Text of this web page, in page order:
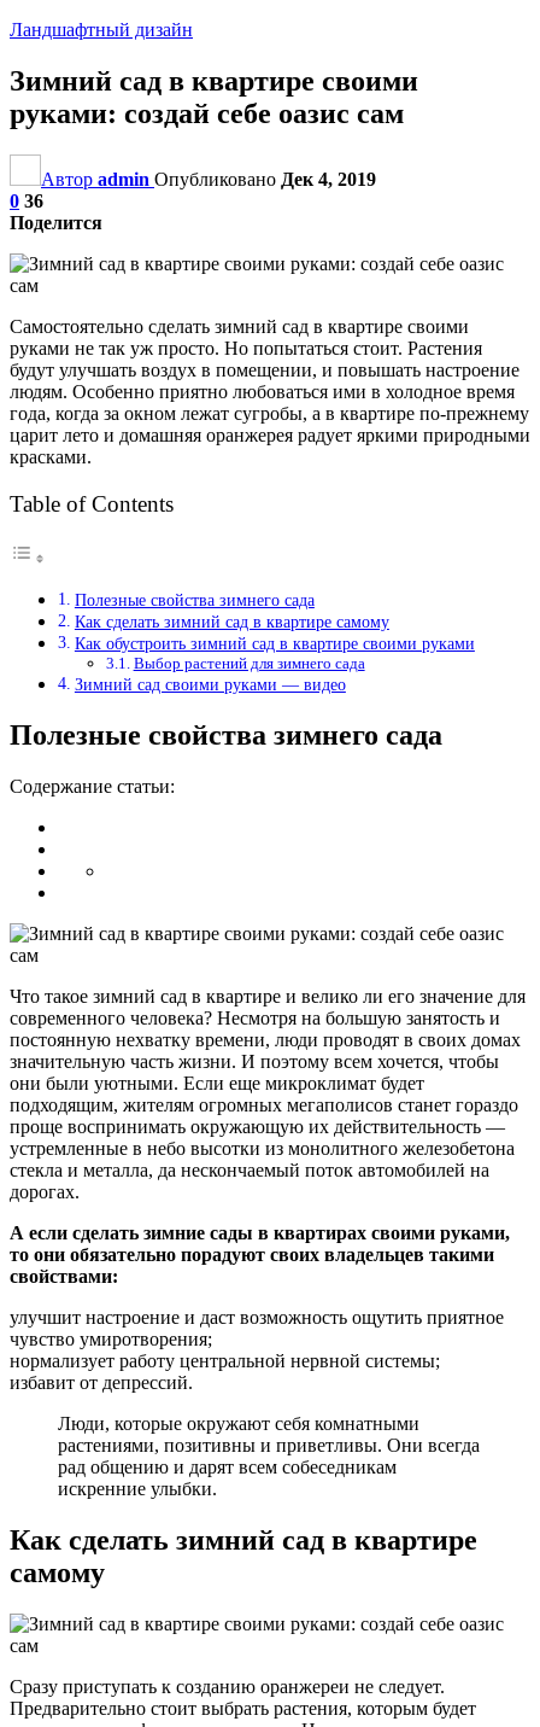
Ландшафтный дизайн
Зимний сад в квартире своими
руками: создай себе оазис сам
Автор admin Опубликовано Дек 4, 2019
0 36
Поделится
Самостоятельно сделать зимний сад в квартире своими
руками не так уж просто. Но попытаться стоит. Растения
будут улучшать воздух в помещении, и повышать настроение
людям. Особенно приятно любоваться ими в холодное время
года, когда за окном лежат сугробы, а в квартире по-прежнему
царит лето и домашняя оранжерея радует яркими природными
красками.
Table of Contents
Полезные свойства зимнего сада
Как сделать зимний сад в квартире самому
Как обустроить зимний сад в квартире своими руками
Выбор растений для зимнего сада
Зимний сад своими руками — видео
Полезные свойства зимнего сада
Содержание статьи:
Что такое зимний сад в квартире и велико ли его значение для
современного человека? Несмотря на большую занятость и
постоянную нехватку времени, люди проводят в своих домах
значительную часть жизни. И поэтому всем хочется, чтобы
они были уютными. Если еще микроклимат будет
подходящим, жителям огромных мегаполисов станет гораздо
проще воспринимать окружающую их действительность —
устремленные в небо высотки из монолитного железобетона
стекла и металла, да нескончаемый поток автомобилей на
дорогах.
А если сделать зимние сады в квартирах своими руками,
то они обязательно порадуют своих владельцев такими
свойствами:
улучшит настроение и даст возможность ощутить приятное
чувство умиротворения;
нормализует работу центральной нервной системы;
избавит от депрессий.
Люди, которые окружают себя комнатными
растениями, позитивны и приветливы. Они всегда
рад общению и дарят всем собеседникам
искренние улыбки.
Как сделать зимний сад в квартире
самому
Сразу приступать к созданию оранжереи не следует.
Предварительно стоит выбрать растения, которым будет